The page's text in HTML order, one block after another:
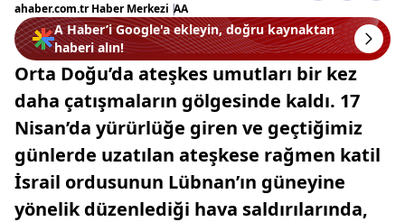
ahaber.com.tr Haber Merkezi |AA
A Haber’i Google'a ekleyin, doğru kaynaktan
haberi alın!
Orta Doğu’da ateşkes umutları bir kez
daha çatışmaların gölgesinde kaldı. 17
Nisan’da yürürlüğe giren ve geçtiğimiz
günlerde uzatılan ateşkese rağmen katil
İsrail ordusunun Lübnan’ın güneyine
yönelik düzenlediği hava saldırılarında,